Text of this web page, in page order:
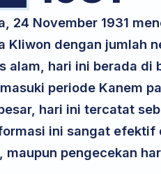
24 November 1931
dengan jumlah
alam, hari ini berada di
periode Kanem
hari ini tercatat
ini sangat
pengecekan